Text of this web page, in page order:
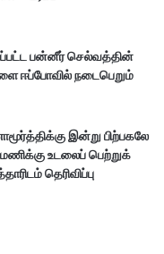
பன்னீர் செல்வத்தின்
ஈப்போவில் நடைபெறும்
இன்று பிற்பகலே
மணிக்கு உடலைப் பெற்றுக்
தெரிவிப்பு